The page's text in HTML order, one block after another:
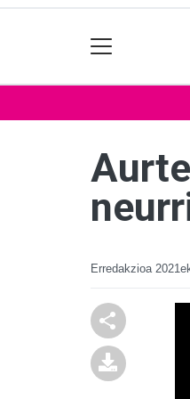
Erredakzioa